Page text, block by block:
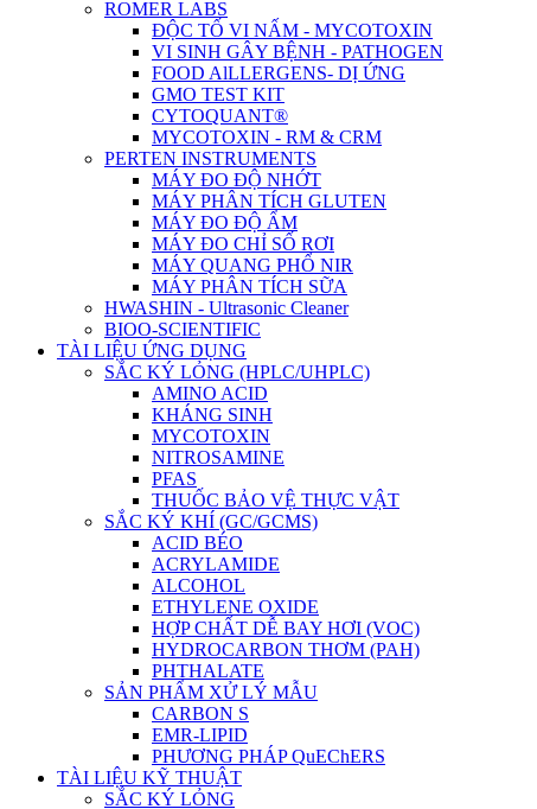
ROMER LABS
ĐỘC TỐ VI NẤM - MYCOTOXIN
VI SINH GÂY BỆNH - PATHOGEN
FOOD AlLLERGENS- DỊ ỨNG
GMO TEST KIT
CYTOQUANT®
MYCOTOXIN - RM & CRM
PERTEN INSTRUMENTS
MÁY ĐO ĐỘ NHỚT
MÁY PHÂN TÍCH GLUTEN
MÁY ĐO ĐỘ ẨM
MÁY ĐO CHỈ SỐ RƠI
MÁY QUANG PHỔ NIR
MÁY PHÂN TÍCH SỮA
HWASHIN - Ultrasonic Cleaner
BIOO-SCIENTIFIC
TÀI LIỆU ỨNG DỤNG
SẮC KÝ LỎNG (HPLC/UHPLC)
AMINO ACID
KHÁNG SINH
MYCOTOXIN
NITROSAMINE
PFAS
THUỐC BẢO VỆ THỰC VẬT
SẮC KÝ KHÍ (GC/GCMS)
ACID BÉO
ACRYLAMIDE
ALCOHOL
ETHYLENE OXIDE
HỢP CHẤT DỄ BAY HƠI (VOC)
HYDROCARBON THƠM (PAH)
PHTHALATE
SẢN PHẨM XỬ LÝ MẪU
CARBON S
EMR-LIPID
PHƯƠNG PHÁP QuEChERS
TÀI LIỆU KỸ THUẬT
SẮC KÝ LỎNG